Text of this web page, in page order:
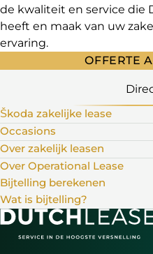
de kwaliteit en service die
heeft en maak van uw
ervaring.
OFFERTE
Škoda zakelijke lease
Occasions
Over zakelijk leasen
Over Operational Lease
Bijtelling berekenen
Wat is bijtelling?